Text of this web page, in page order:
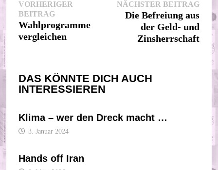
Beitragsnavigation
VORHERIGER
BEITRAGVorheriger
Beitrag:
Wahlprogramme
vergleichen
NÄCHSTER BEITRAG
Die Befreiung aus
der Geld- und
Zinsherrschaft
DAS KÖNNTE DICH AUCH
INTERESSIEREN
Klima – wer den Dreck macht …
3. Januar 2024
Hands off Iran